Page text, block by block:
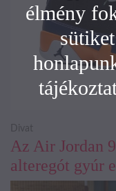
Az Air Jordan
alteregót gyúr
Divat
élmény